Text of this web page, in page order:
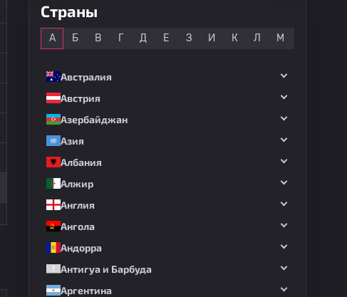
Страны
А Б В Г Д Е З И К Л М
Австралия
Австрия
Азербайджан
Азия
Албания
Алжир
Англия
Ангола
Андорра
Антигуа и Барбуда
Аргентина